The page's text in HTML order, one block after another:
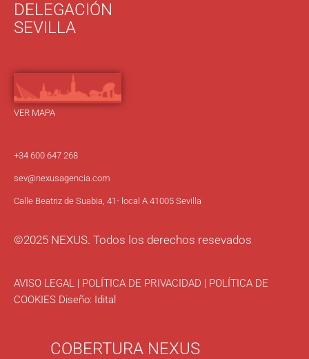
DELEGACIÓN
SEVILLA
VER MAPA
+34 600 647 268
sev@nexusagencia.com
Calle Beatriz de Suabia, 41- local A 41005 Sevilla
©2025 NEXUS. Todos los derechos resevados
AVISO LEGAL | POLÍTICA DE PRIVACIDAD | POLÍTICA DE
COOKIES Diseño: Idital
COBERTURA NEXUS